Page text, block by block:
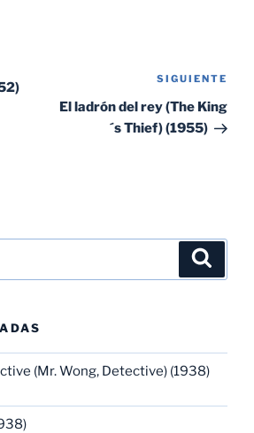
SIGUIENTE
El ladrón del rey (The King
´s Thief) (1955)
(Mr. Wong, Detective) (1938)